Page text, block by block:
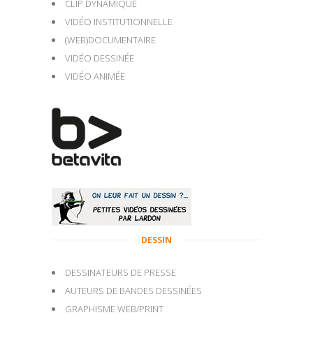
CLIP DYNAMIQUE
VIDÉO INSTITUTIONNELLE
(WEB)DOCUMENTAIRE
VIDÉO DESSINÉE
VIDÉO ANIMÉE
DESSIN
DESSINATEURS DE PRESSE
AUTEURS DE BANDES DESSINÉES
GRAPHISME WEB/PRINT